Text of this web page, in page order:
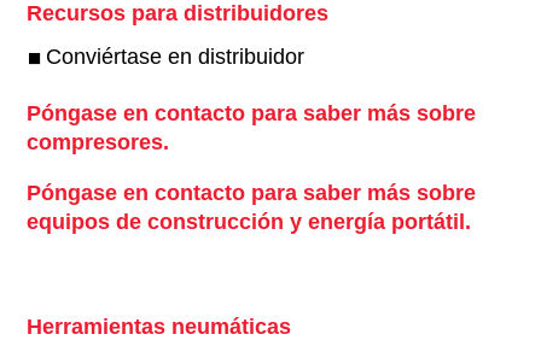
Recursos para distribuidores
Conviértase en distribuidor
Póngase en contacto para saber más sobre
compresores.
Póngase en contacto para saber más sobre
equipos de construcción y energía portátil.
Herramientas neumáticas